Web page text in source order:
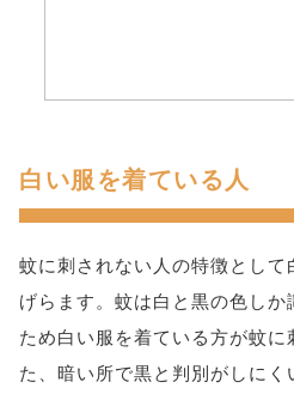
白い服を着ている人
蚊に刺されない人の特徴とし
げらます。蚊は白と黒の色し
ため白い服を着ている方が蚊
た、暗い所で黒と判別がしに